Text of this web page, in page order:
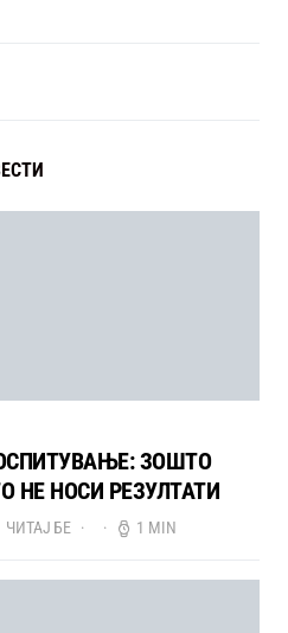
ЗОШТО
НЕ НОСИ РЕЗУЛТАТИ
ЧИТАЈ БЕ 1 MIN